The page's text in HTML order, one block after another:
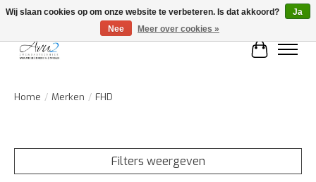
Home / Merken / FHD
Filters weergeven
Wij slaan cookies op om onze website te verbeteren. Is dat akkoord?
Ja
Nee
Meer over cookies »